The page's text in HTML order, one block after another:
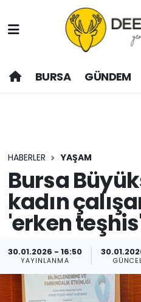
BURSA GÜNDEM
HABERLER YAŞAM
Bursa
kadın
'erken
30.01.2026 - 16:50
YAYINLANMA
Hava Durumu
Trafik Durumu
Son Dakika Haberleri
Haber Arşivi